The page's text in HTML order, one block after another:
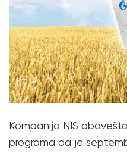
Kompanija NIS
programa da je